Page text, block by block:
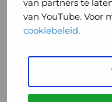
van partners te
van YouTube. Voor
cookiebeleid.
Nederland
GGD Reizen
GGD Reisvaccinaties